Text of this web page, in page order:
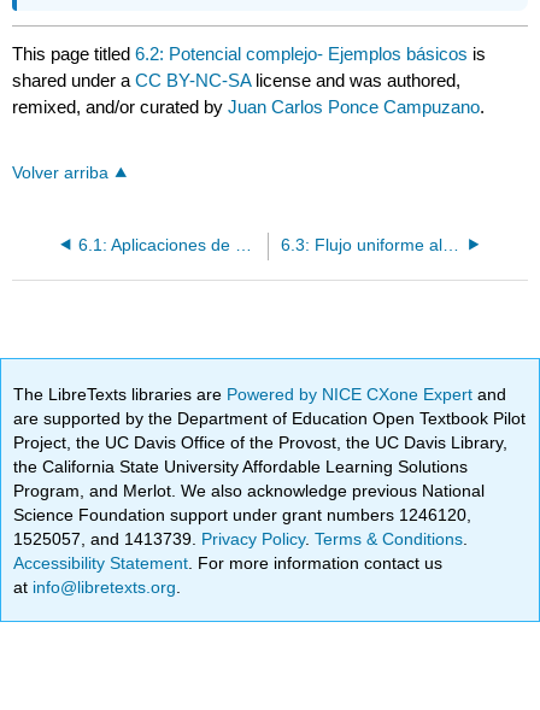
This page titled6.2: Potencial complejo- Ejemplos básicos is
shared under aCC BY-NC-SA license and was authored,
remixed, and/or curated byJuan Carlos Ponce Campuzano.
Volver arriba
6.3: Flujo uniforme alrededor de un círculo
The LibreTexts libraries are Powered by NICE CXone Expertand
are supported by the Department of Education Open Textbook Pilot
Project, the UC Davis Office of the Provost, the UC Davis Library,
the California State University Affordable Learning Solutions
Program, and Merlot. We also acknowledge previous National
Science Foundation support under grant numbers 1246120,
1525057, and 1413739. Privacy Policy.Terms & Conditions
Accessibility Statement . For more information contact us
at info@libretexts.org